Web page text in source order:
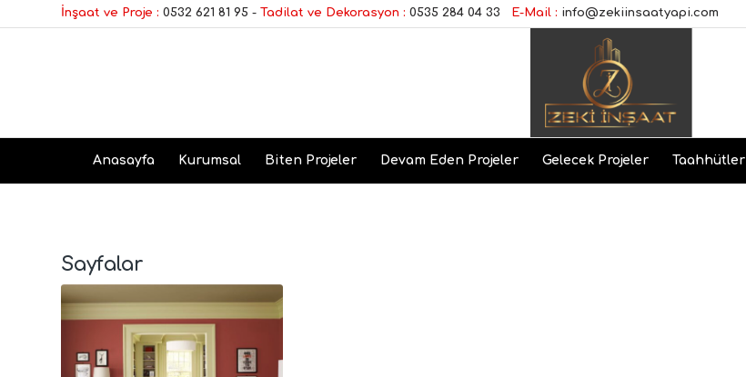
İnşaat ve Proje : 0532 621 81 95 - Tadilat ve Dekorasyon : 0535 284 04 33 E-Mail : info@zekiinsaatyapi.com
Anasayfa Kurumsal Biten Projeler Devam Eden Projeler Gelecek Projeler Taahhütler
Sayfalar